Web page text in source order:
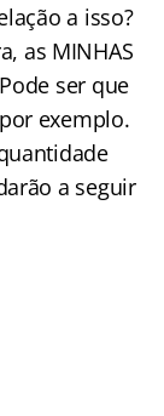
a isso?
as MINHAS
ser que
exemplo.
a seguir